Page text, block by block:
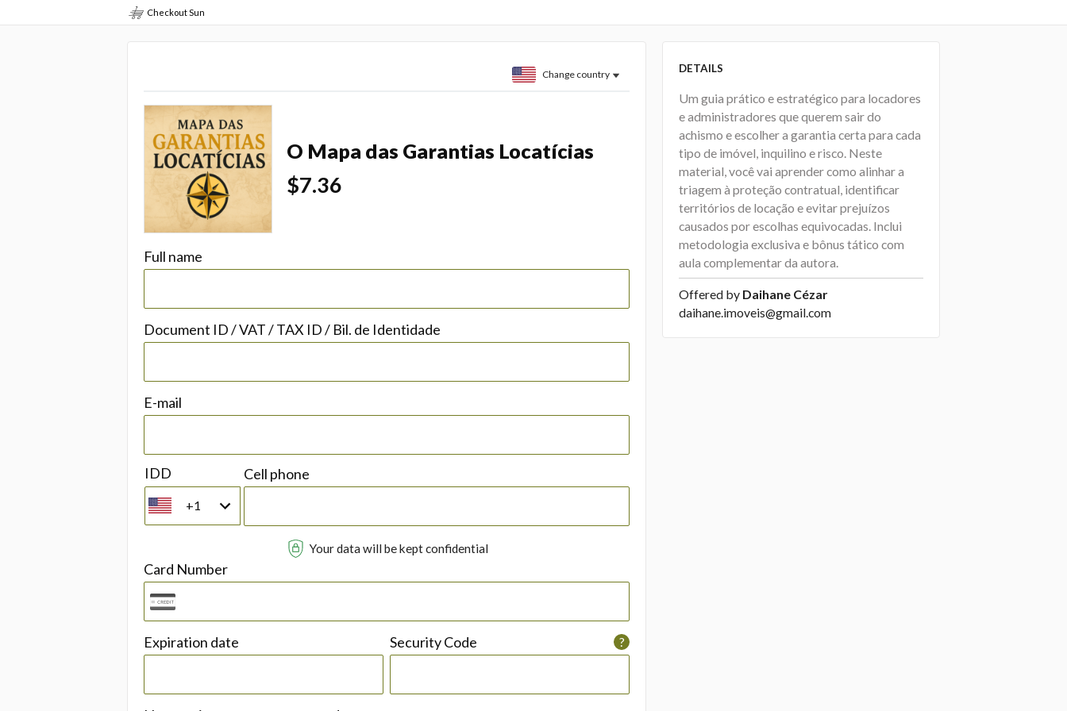
Checkout Sun
Change country
O Mapa das Garantias Locatícias
$7.36
Full name
Document ID / VAT / TAX ID / Bil. de Identidade
E-mail
IDD
+1
Cell phone
Your data will be kept confidential
Card Number
Expiration date ?
Security Code
DETAILS
Um guia prático e estratégico para locadores
e administradores que querem sair do
achismo e escolher a garantia certa para cada
tipo de imóvel, inquilino e risco. Neste
material, você vai aprender como alinhar a
triagem à proteção contratual, identificar
territórios de locação e evitar prejuízos
causados por escolhas equivocadas. Inclui
metodologia exclusiva e bônus tático com
aula complementar da autora.
Offered by Daihane Cézar
daihane.imoveis@gmail.com